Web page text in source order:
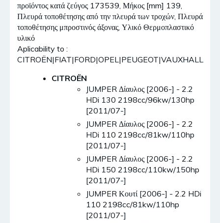
προϊόντος κατά ζεύγος 173539, Μήκος [mm] 139,
Πλευρά τοποθέτησης από την πλευρά των τροχών, Πλευρά
τοποθέτησης μπροστινός άξονας, Υλικό Θερμοπλαστικό
υλικό
Aplicability to :
CITROËN|FIAT|FORD|OPEL|PEUGEOT|VAUXHALL
CITROËN
JUMPER Δίαυλος [2006-] - 2.2
HDi 130 2198cc/96kw/130hp
[2011/07-]
JUMPER Δίαυλος [2006-] - 2.2
HDi 110 2198cc/81kw/110hp
[2011/07-]
JUMPER Δίαυλος [2006-] - 2.2
HDi 150 2198cc/110kw/150hp
[2011/07-]
JUMPER Κουτί [2006-] - 2.2 HDi
110 2198cc/81kw/110hp
[2011/07-]